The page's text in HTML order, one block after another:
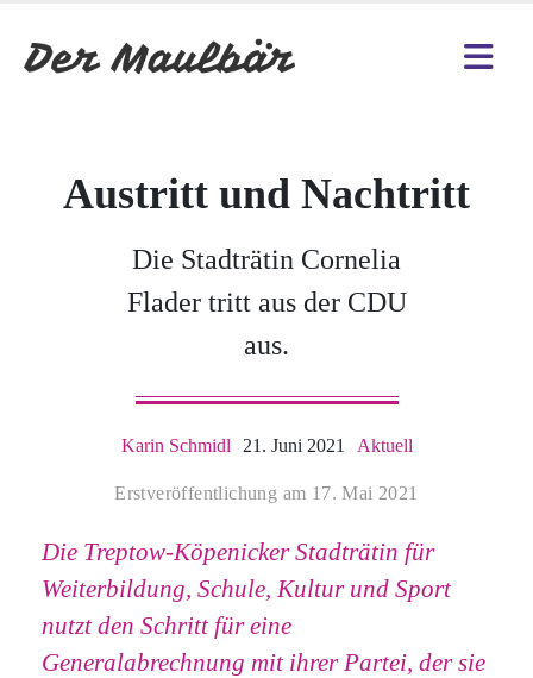
Austritt und Nachtritt
Die Stadträtin Cornelia
Flader tritt aus der CDU
aus.
Karin Schmidl 21. Juni 2021 Aktuell
Erstveröffentlichung am 17. Mai 2021
Die Treptow-Köpenicker Stadträtin für
Weiterbildung, Schule, Kultur und Sport
nutzt den Schritt für eine
Generalabrechnung mit ihrer Partei, der sie